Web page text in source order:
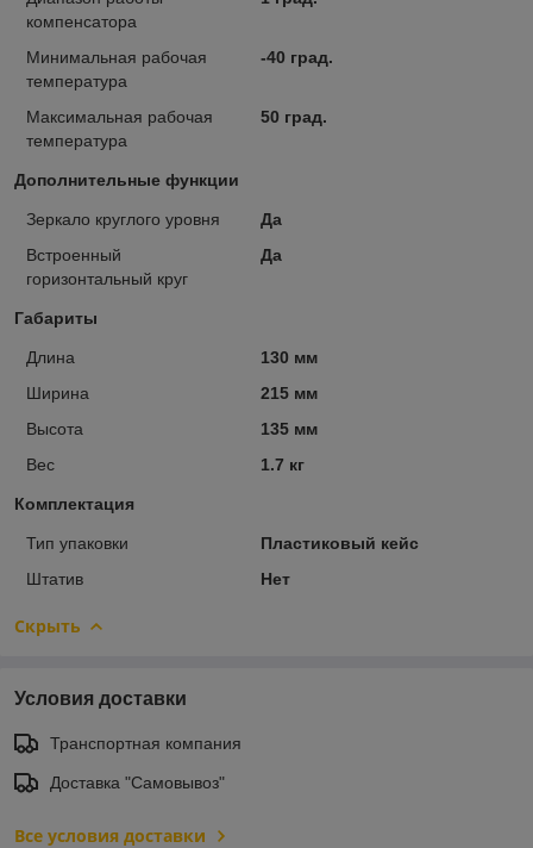
компенсатора
Минимальная рабочая
температура
-40 град.
Максимальная рабочая
температура
50 град.
Дополнительные функции
Зеркало круглого уровня
Да
Встроенный
горизонтальный круг
Да
Габариты
Длина
130 мм
Ширина
215 мм
Высота
135 мм
Вес
1.7 кг
Комплектация
Тип упаковки
Пластиковый кейс
Штатив
Нет
Скрыть
Условия доставки
Транспортная компания
Доставка "Самовывоз"
Все условия доставки